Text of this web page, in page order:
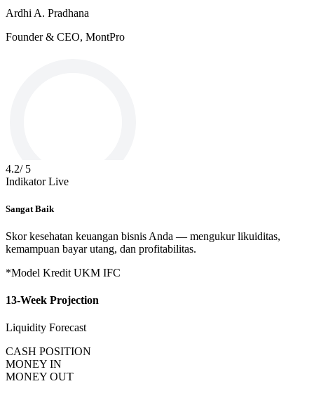
Ardhi A. Pradhana
Founder & CEO, MontPro
4.2/ 5
Indikator Live
Sangat Baik
Skor kesehatan keuangan bisnis Anda — mengukur likuiditas,
kemampuan bayar utang, dan profitabilitas.
*Model Kredit UKM IFC
13-Week Projection
Liquidity Forecast
CASH POSITION
MONEY IN
MONEY OUT